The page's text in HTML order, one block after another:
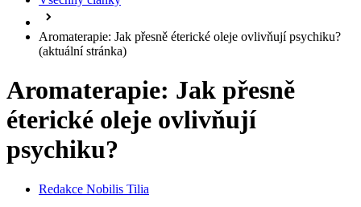
Aromaterapie: Jak přesně éterické oleje ovlivňují psychiku?
(aktuální stránka)
Aromaterapie: Jak přesně
éterické oleje ovlivňují
psychiku?
Redakce Nobilis Tilia